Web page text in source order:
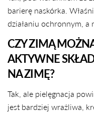
barierę naskórka.
działaniu ochronnym, a
CZY ZIMĄ
AKTYWNE
NA ZIMĘ?
Tak, ale pielęgnacja
jest bardziej wrażliwa,